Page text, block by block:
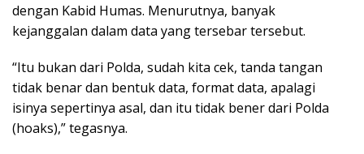
dengan Kabid Humas. Menurutnya, banyak
kejanggalan dalam data yang tersebar tersebut.
“Itu bukan dari Polda, sudah kita cek, tanda tangan
tidak benar dan bentuk data, format data, apalagi
isinya sepertinya asal, dan itu tidak bener dari Polda
(hoaks),” tegasnya.